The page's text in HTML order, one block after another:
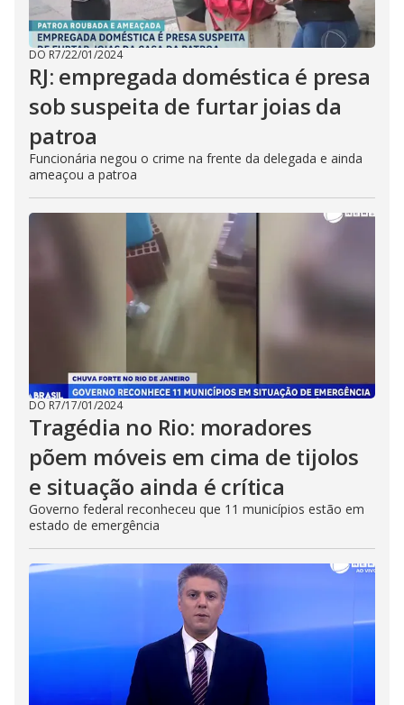
DO R7/22/01/2024
RJ: empregada doméstica é presa
sob suspeita de furtar joias da
patroa
Funcionária negou o crime na frente da delegada e ainda
ameaçou a patroa
DO R7/17/01/2024
Tragédia no Rio: moradores
põem móveis em cima de tijolos
e situação ainda é crítica
Governo federal reconheceu que 11 municípios estão em
estado de emergência